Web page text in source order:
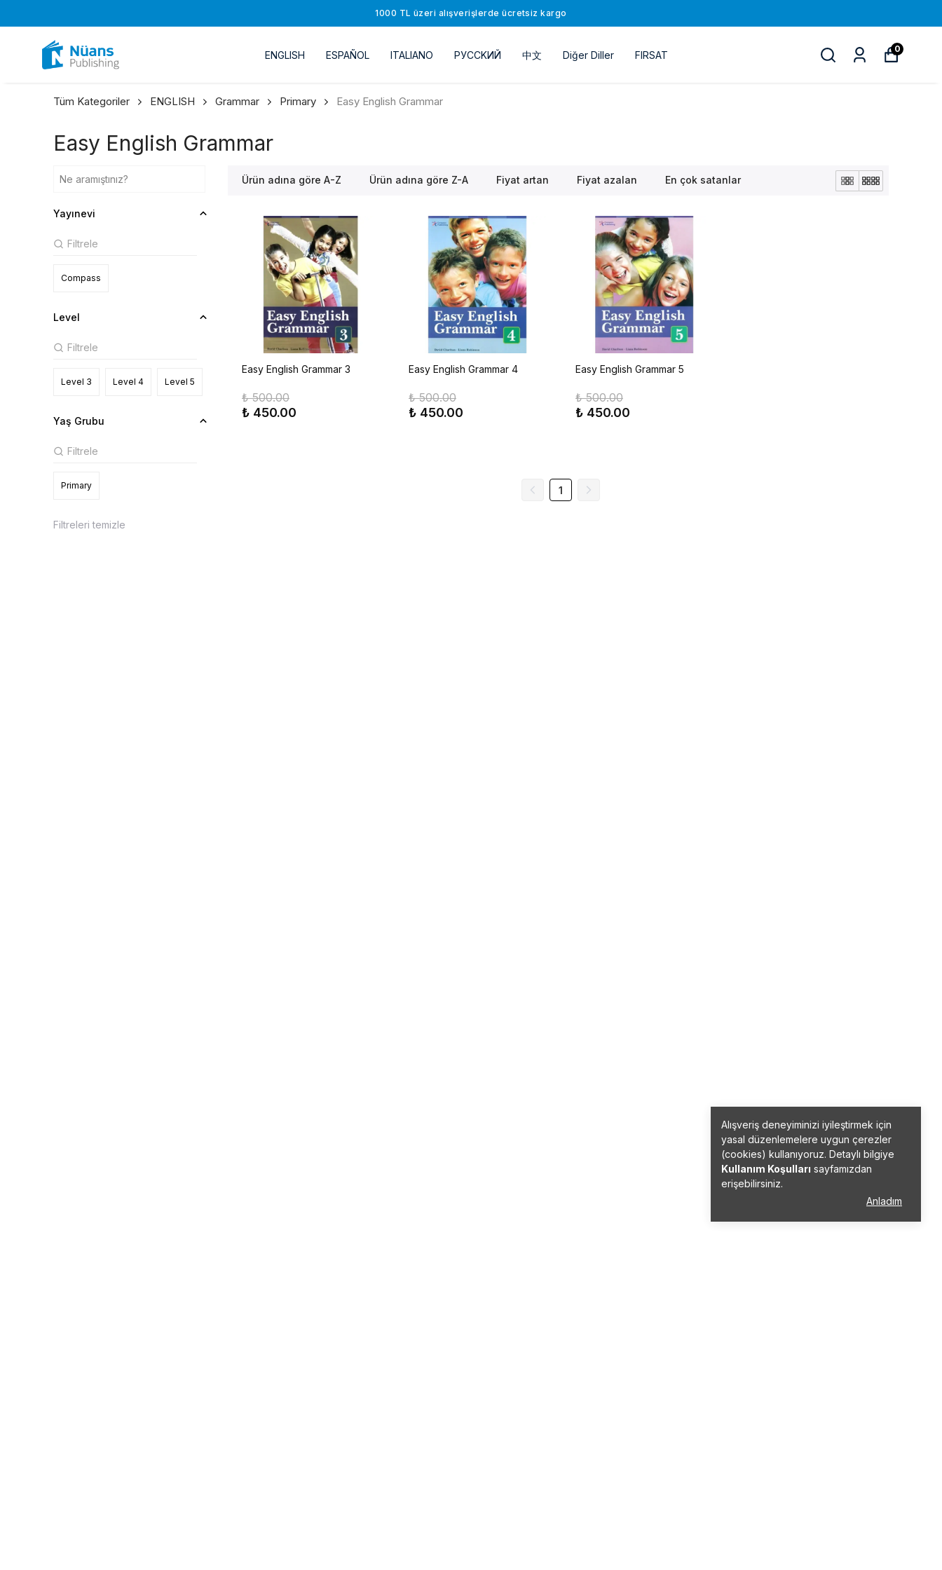
1000 TL üzeri alışverişlerde ücretsiz kargo
ENGLISH ESPAÑOL ITALIANO РУССKИЙ 中文 Diğer Diller FIRSAT
0
Alışveriş deneyiminizi iyileştirmek için
yasal düzenlemelere uygun çerezler
(cookies) kullanıyoruz. Detaylı bilgiye
Kullanım Koşulları sayfamızdan
erişebilirsiniz.
Anladım
Tüm Kategoriler ENGLISH Grammar Primary Easy English Grammar
Easy English Grammar
Ürün adına göre A-Z Ürün adına göre Z-A Fiyat artan Fiyat azalan En çok satanlar
Yayınevi
Compass
Level
Level 3 Level 4 Level 5
Yaş Grubu
Primary
Filtreleri temizle
Easy English Grammar 3
₺ 500.00
₺ 450.00
Easy English Grammar 4
₺ 500.00
₺ 450.00
Easy English Grammar 5
₺ 500.00
₺ 450.00
1